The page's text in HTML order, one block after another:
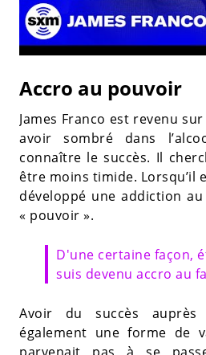
Accro au pouvoir
James Franco est revenu
avoir sombré dans
connaître le succès. Il
être moins timide. Lorsqu’il
développé une addiction
« pouvoir ».
D'une certaine façon,
suis devenu accro au
Avoir du succès
également une forme de